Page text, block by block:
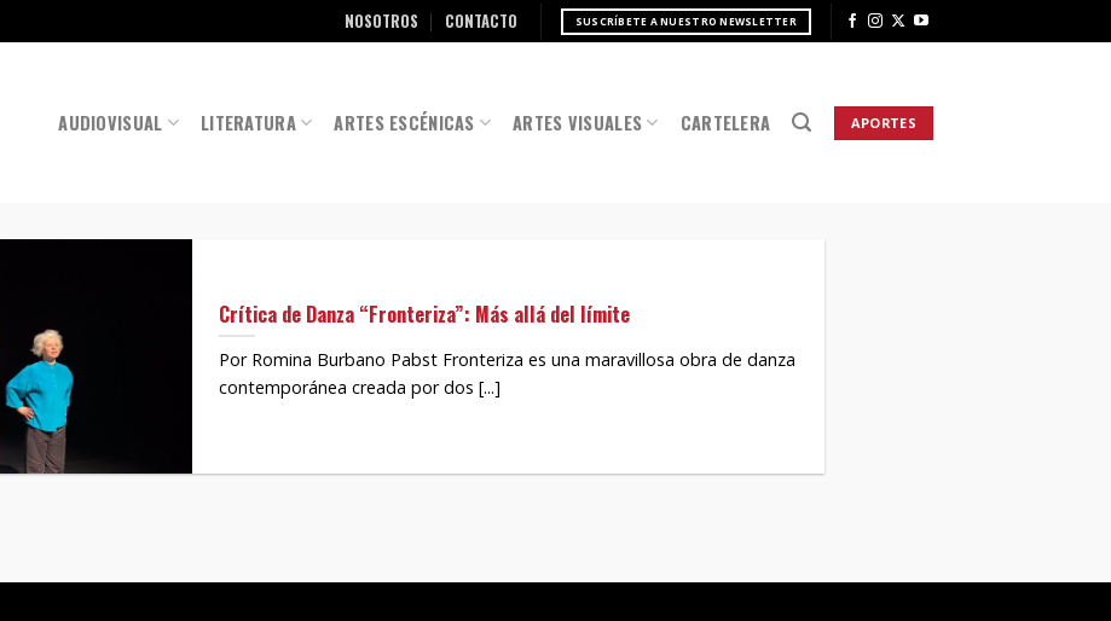
NOSOTROS CONTACTO SUSCRÍBETE A NUESTRO NEWSLETTER
AUDIOVISUAL LITERATURA ARTES ESCÉNICAS ARTES VISUALES CARTELERA APORTES
Crítica de Danza “Fronteriza”: Más allá del límite
Por Romina Burbano Pabst Fronteriza es una maravillosa obra de danza
contemporánea creada por dos [...]